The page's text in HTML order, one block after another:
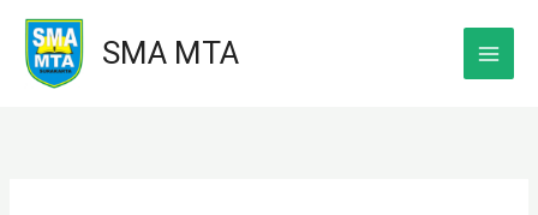
Skip
content
SMA MTA